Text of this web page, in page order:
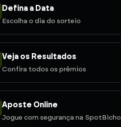
Defina a Data
Escolha o dia do sorteio
Veja os Resultados
Confira todos os prêmios
Aposte Online
Jogue com segurança na SpotBicho